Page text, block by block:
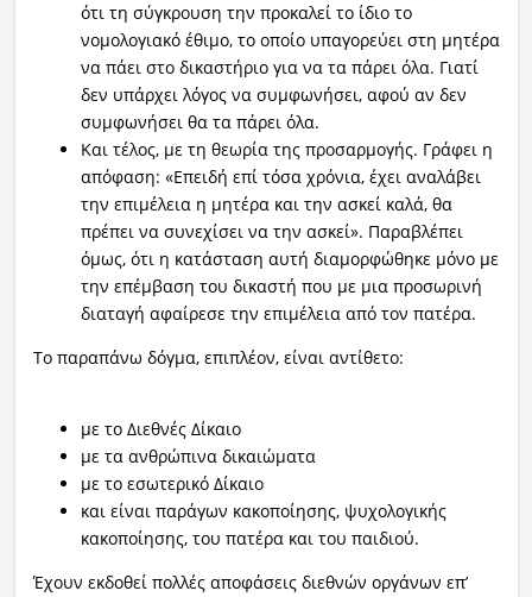
ότι τη σύγκρουση την προκαλεί το ίδιο το
νομολογιακό έθιμο, το οποίο υπαγορεύει στη μητέρα
να πάει στο δικαστήριο για να τα πάρει όλα. Γιατί
δεν υπάρχει λόγος να συμφωνήσει, αφού αν δεν
συμφωνήσει θα τα πάρει όλα.
Και τέλος, με τη θεωρία της προσαρμογής. Γράφει η
απόφαση: «Επειδή επί τόσα χρόνια, έχει αναλάβει
την επιμέλεια η μητέρα και την ασκεί καλά, θα
πρέπει να συνεχίσει να την ασκεί». Παραβλέπει
όμως, ότι η κατάσταση αυτή διαμορφώθηκε μόνο με
την επέμβαση του δικαστή που με μια προσωρινή
διαταγή αφαίρεσε την επιμέλεια από τον πατέρα.
Το παραπάνω δόγμα, επιπλέον, είναι αντίθετο:
με το Διεθνές Δίκαιο
με τα ανθρώπινα δικαιώματα
με το εσωτερικό Δίκαιο
και είναι παράγων κακοποίησης, ψυχολογικής
κακοποίησης, του πατέρα και του παιδιού.
Έχουν εκδοθεί πολλές αποφάσεις διεθνών οργάνων επ’